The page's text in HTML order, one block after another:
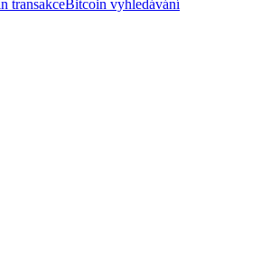
transakceBitcoin vyhledávání